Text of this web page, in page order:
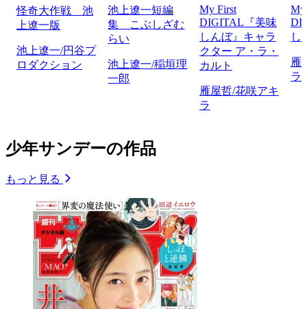
怪奇大作戦 池
上遼一版
池上遼一/円谷プ
ロダクション
池上遼一短編
集 こぶしざむ
らい
池上遼一/稲垣理
一郎
My First
DIGITAL『美味
しんぼ』キャラ
クター ア・ラ・
カルト
雁屋哲/花咲アキ
ラ
My
し
雁
ラ
少年サンデーの作品
もっと見る